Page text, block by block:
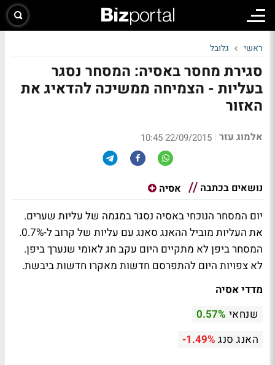
ראשי גלובל
סגירת מחסר באסיה: המסחר נסגר
בעליות - הצמיחה ממשיכה להדאיג את
האזור
אלמוג עזר |
22/09/2015 10:45
נושאים בכתבה אסיה
יום המסחר הנוכחי באסיה נסגר במגמה של עליות שערים.
את העליות מוביל ההאנג סאנג עם עליות של קרוב ל-0.7%.
המסחר ביפן לא מתקיים היום עקב חג לאומי שנערך ביפן.
לא צפויות היום להתפרסם חדשות מאקרו חדשות ביבשת.
מדדי אסיה
שנחאי 0.57%
האנג סנג -1.49%